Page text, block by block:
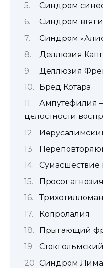
Синдром
Синдром
Синдром
Деллюзия
Деллюзия
Бред Котара
Ампутефилия
целостности
Сумасшествие
Просопагнозия
Копролалия
Прыгающий
Синдром Лима